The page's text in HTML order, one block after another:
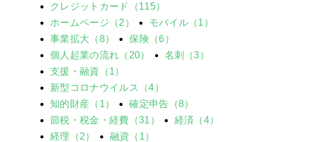
クレジットカード（115）
ホームページ（2）
モバイル（1）
事業拡大（8）
保険（6）
個人起業の流れ（20）
名刺（3）
支援・融資（1）
新型コロナウイルス（4）
知的財産（1）
確定申告（8）
節税・税金・経費（31）
経済（4）
経理（2）
融資（1）